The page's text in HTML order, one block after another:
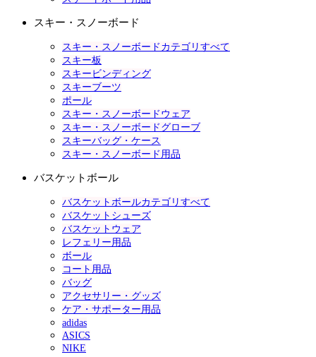
スキー・スノーボード
スキー・スノーボードカテゴリすべて
スキー板
スキービンディング
スキーブーツ
ポール
スキー・スノーボードウェア
スキー・スノーボードグローブ
スキーバッグ・ケース
スキー・スノーボード用品
バスケットボール
バスケットボールカテゴリすべて
バスケットシューズ
バスケットウェア
レフェリー用品
ボール
コート用品
バッグ
アクセサリー・グッズ
ケア・サポーター用品
adidas
ASICS
NIKE